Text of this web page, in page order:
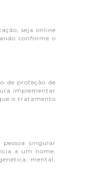
seja online
conforme o
de proteção de
implementar
o tratamento
singular
a um nome,
mental,